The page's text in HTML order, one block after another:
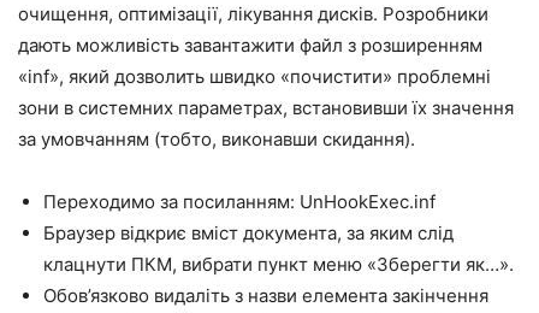
очищення, оптимізації, лікування дисків. Розробники
дають можливість завантажити файл з розширенням
«inf», який дозволить швидко «почистити» проблемні
зони в системних параметрах, встановивши їх значення
за умовчанням (тобто, виконавши скидання).
Переходимо за посиланням: UnHookExec.inf
Браузер відкриє вміст документа, за яким слід
клацнути ПКМ, вибрати пункт меню «Зберегти як…».
Обов’язково видаліть з назви елемента закінчення